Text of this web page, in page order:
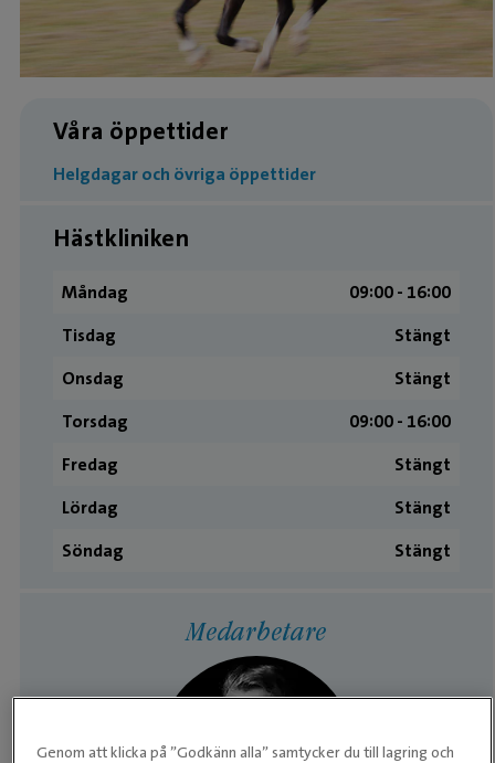
Våra öppettider
Helgdagar och övriga öppettider
Hästkliniken
Måndag
09:00 ­- 16:00
Tisdag
Stängt
Onsdag
Stängt
Torsdag
09:00 ­- 16:00
Fredag
Stängt
Lördag
Stängt
Söndag
Stängt
Medarbetare
Genom att klicka på ”Godkänn alla” samtycker du till lagring och